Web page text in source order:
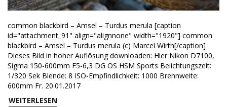
common blackbird – Amsel – Turdus merula [caption
id="attachment_91" align="alignnone" width="1920"] common
blackbird – Amsel – Turdus merula (c) Marcel Wirth[/caption]
Dieses Bild in hoher Auflösung downloaden: Hier Nikon D7100,
Sigma 150-600mm F5-6,3 DG OS HSM Sports Belichtungszeit:
1/320 Sek Blende: 8 ISO-Empfindlichkeit: 1000 Brennweite:
600mm Fr. 20.01.2017
WEITERLESEN